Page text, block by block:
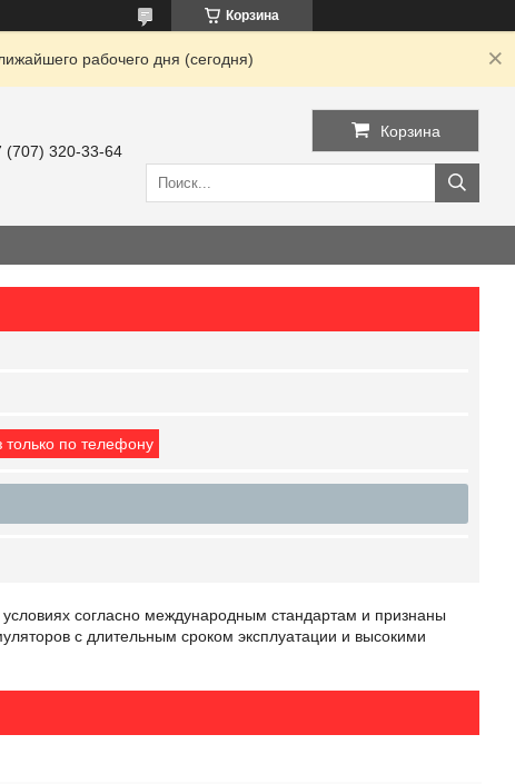
Корзина
рабочего дня (сегодня)
(707) 320-33-64
Корзина
только по телефону
согласно международным стандартам и признаны
с длительным сроком эксплуатации и высокими